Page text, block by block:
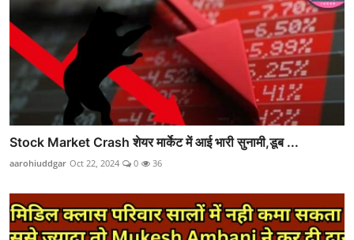
Stock Market Crash शेयर मार्केट में आई भारी सुनामी,डूब ...
aarohiuddgar Oct 22, 2024 0 36